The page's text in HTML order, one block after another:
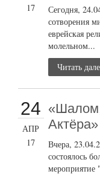
17
Сегодня,
сотворения
еврейская
молельном...
Читать
24
АПР
17
Актёра»
Вчера,
состоялось